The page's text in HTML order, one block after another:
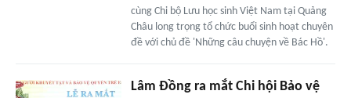
cùng Chi bộ Lưu học sinh Việt Nam tại Quảng
Châu long trọng tổ chức buổi sinh hoạt chuyên
đề với chủ đề 'Những câu chuyện về Bác Hồ'.
Lâm Đồng ra mắt Chi hội Bảo vệ